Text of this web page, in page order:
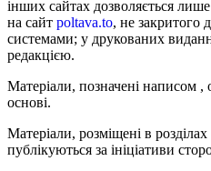
інших сайтах дозволяється
на сайт poltava.to, не закритого
системами; у друкованих
редакцією.
Матеріали, позначені написом ,
основі.
Матеріали, розміщені в
публікуються за ініціативи